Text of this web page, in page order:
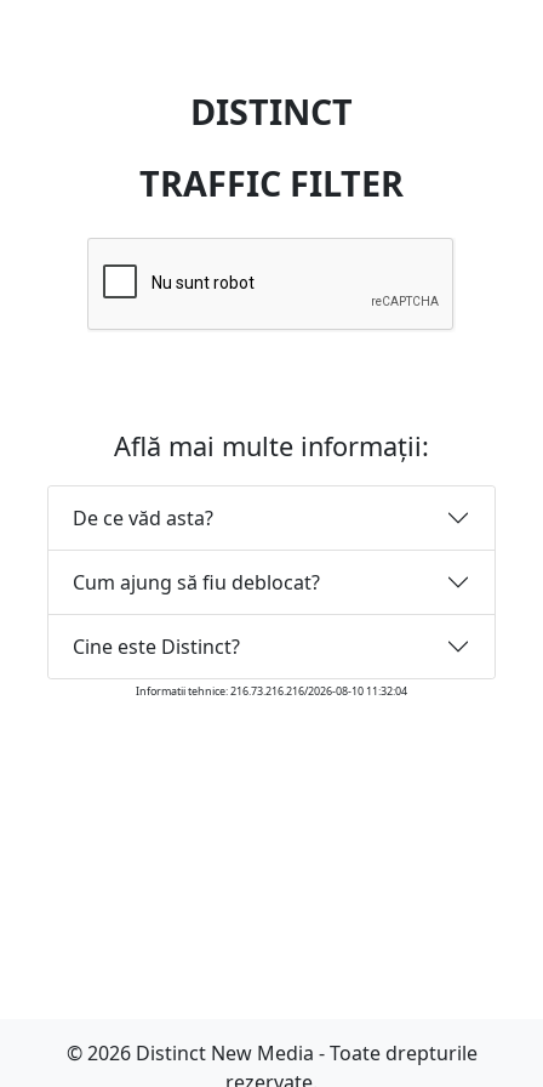
DISTINCT
TRAFFIC FILTER
Află mai multe informații:
De ce văd asta?
Cum ajung să fiu deblocat?
Cine este Distinct?
Informatii tehnice: 216.73.216.216/2026-08-10 11:32:04
© 2026 Distinct New Media - Toate drepturile